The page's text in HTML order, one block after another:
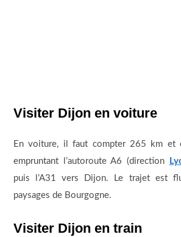
Visiter Dijon en voiture
En voiture, il faut compter 265 km
empruntant l’autoroute A6 (direction
puis l’A31 vers Dijon. Le trajet est
paysages de Bourgogne.
Visiter Dijon en train